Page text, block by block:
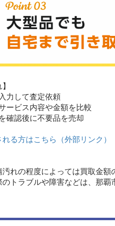
力して査定依頼
ービス内容や金額を比較
確認後に不要品を売却
る方はこちら（外部リンク）
汚れの程度によっては買取金
のトラブルや障害などは、那